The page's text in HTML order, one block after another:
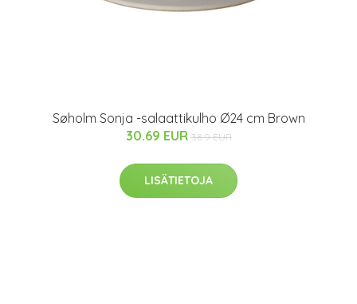
Søholm Sonja -salaattikulho Ø24 cm Brown
30.69 EUR 38.9 EUR
LISÄTIETOJA